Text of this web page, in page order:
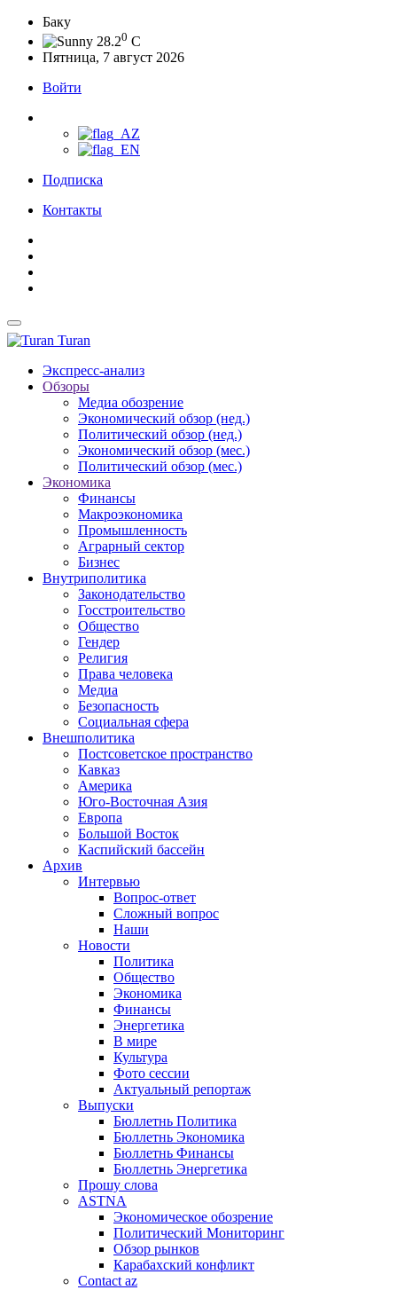
Баку
28.20 C
Пятница, 7 август 2026
Войти
Подписка
Контакты
Turan
Экспресс-анализ
Обзоры
Медиа обозрение
Экономический обзор (нед.)
Политический обзор (нед.)
Экономический обзор (мес.)
Политический обзор (мес.)
Экономика
Финансы
Макроэкономика
Промышленность
Аграрный сектор
Бизнес
Внутриполитика
Законодательство
Госстроительство
Общество
Гендер
Религия
Права человека
Медиа
Безопасность
Социальная сфера
Внешполитика
Постсоветское пространство
Кавказ
Америка
Юго-Восточная Азия
Европа
Большой Восток
Каспийский бассейн
Архив
Интервью
Вопрос-ответ
Сложный вопрос
Наши
Новости
Политика
Общество
Экономика
Финансы
Энергетика
В мире
Культура
Фото сессии
Актуальный репортаж
Выпуски
Бюллетнь Политика
Бюллетнь Экономика
Бюллетнь Финансы
Бюллетнь Энергетика
Прошу слова
ASTNA
Экономическое обозрение
Политический Мониторинг
Обзор рынков
Карабахский конфликт
Contact az